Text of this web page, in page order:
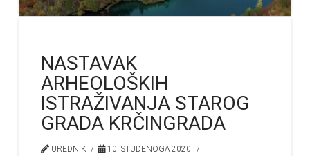
NASTAVAK
ARHEOLOŠKIH
ISTRAŽIVANJA STAROG
GRADA KRČINGRADA
UREDNIK
10. STUDENOGA 2020.